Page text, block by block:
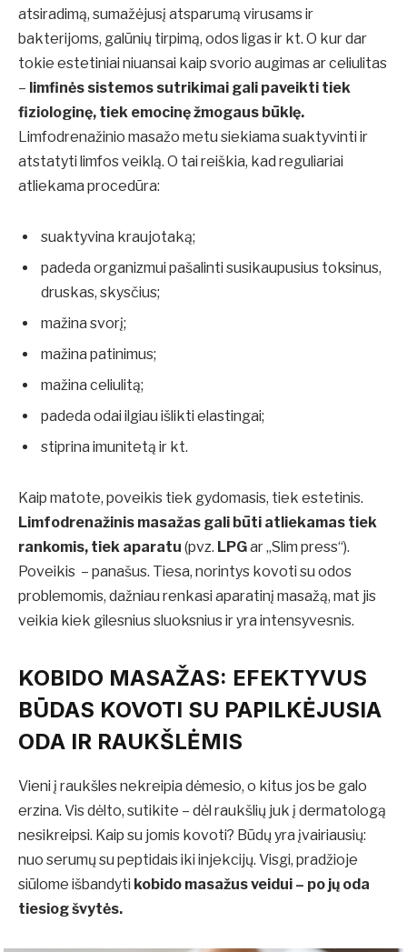
atsiradimą, sumažėjusį atsparumą virusams ir
bakterijoms, galūnių tirpimą, odos ligas ir kt. O kur dar
tokie estetiniai niuansai kaip svorio augimas ar celiulitas
– limfinės sistemos sutrikimai gali paveikti tiek
fiziologinę, tiek emocinę žmogaus būklę.
Limfodrenažinio masažo metu siekiama suaktyvinti ir
atstatyti limfos veiklą. O tai reiškia, kad reguliariai
atliekama procedūra:
suaktyvina kraujotaką;
padeda organizmui pašalinti susikaupusius toksinus,
druskas, skysčius;
mažina svorį;
mažina patinimus;
mažina celiulitą;
padeda odai ilgiau išlikti elastingai;
stiprina imunitetą ir kt.
Kaip matote, poveikis tiek gydomasis, tiek estetinis.
Limfodrenažinis masažas gali būti atliekamas tiek
rankomis, tiek aparatu (pvz. LPGar „Slim press“).
Poveikis – panašus. Tiesa, norintys kovoti su odos
problemomis, dažniau renkasi aparatinį masažą, mat jis
veikia kiek gilesnius sluoksnius ir yra intensyvesnis.
KOBIDO MASAŽAS: EFEKTYVUS
BŪDAS KOVOTI SU PAPILKĖJUSIA
ODA IR RAUKŠLĖMIS
Vieni į raukšles nekreipia dėmesio, o kitus jos be galo
erzina. Vis dėlto, sutikite – dėl raukšlių juk į dermatologą
nesikreipsi. Kaip su jomis kovoti? Būdų yra įvairiausių:
nuo serumų su peptidais iki injekcijų. Visgi, pradžioje
siūlome išbandyti kobido masažus veidui – po jų oda
tiesiog švytės.